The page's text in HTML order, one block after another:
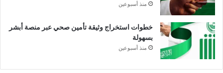
منذ أسبوعين
خطوات استخراج وثيقة تأمين صحي عبر منصة أبشر
بسهولة
منذ أسبوعين